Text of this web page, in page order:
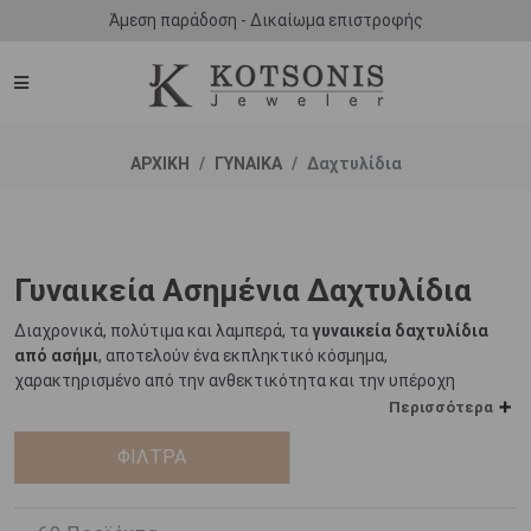
Άμεση παράδοση - Δικαίωμα επιστροφής
ΑΡΧΙΚΗ ΓΥΝΑΙΚΑ Δαχτυλίδια
Γυναικεία Ασημένια Δαχτυλίδια
Διαχρονικά, πολύτιμα και λαμπερά, ταγυναικεία δαχτυλίδια
από ασήμι, αποτελούν ένα εκπληκτικό κόσμημα,
χαρακτηρισμένο από την ανθεκτικότητα και την υπέροχη
Το ασήμι αποτελεί ένα από τα πρώτα μέταλλα που
χρησιμοποιήθηκε για την κατασκευή κοσμημάτων ήδη από την 5
Περισσότερα
ΦΙΛΤΡΑ